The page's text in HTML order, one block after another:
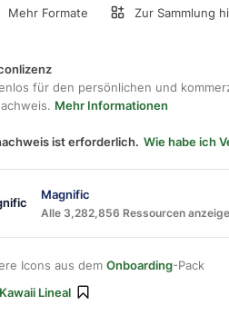
Mehr Formate Zur Sammlung
für den persönlichen und
Mehr Informationen
ist erforderlich. Wie habe ich
Magnific
Alle 3,282,856 Ressourcen
Icons aus dem Onboarding-Pack
Kawaii Lineal